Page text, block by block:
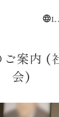
案内 (
会)